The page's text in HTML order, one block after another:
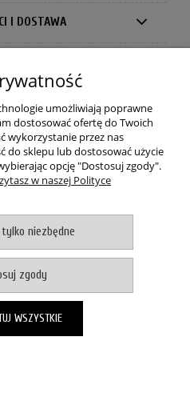
I DOSTAWA
wersję strony
pliki cookies.
używamy w celach reklamowych i
do obsługi internetu można zmienić
z naszych serwisów
cookies oznacza, że będą
informacji można znaleźć w
umożliwiają poprawne
dostosować ofertę do Twoich
wykorzystanie przez nas
do sklepu lub dostosować użycie
opcję "Dostosuj zgody".
w naszej Polityce
niezbędne
zgody
WSZYSTKIE